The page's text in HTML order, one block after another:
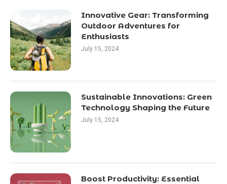
Innovative Gear: Transforming
Outdoor Adventures for
Enthusiasts
July 15, 2024
Sustainable Innovations: Green
Technology Shaping the Future
July 15, 2024
Boost Productivity: Essential